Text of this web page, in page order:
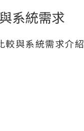
系統需求
較與系統需求介紹